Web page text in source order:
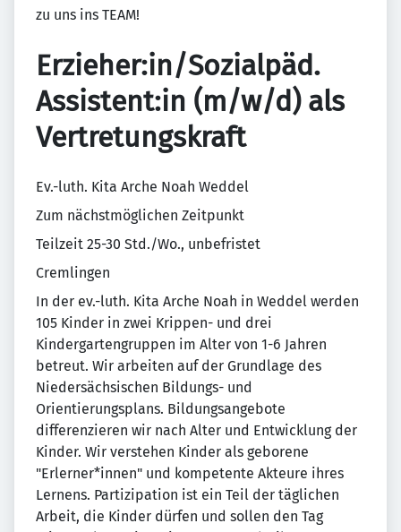
zu uns ins TEAM!
Erzieher:in/Sozialpäd.
Assistent:in (m/w/d) als
Vertretungskraft
Ev.-luth. Kita Arche Noah Weddel
Zum nächstmöglichen Zeitpunkt
Teilzeit 25-30 Std./Wo., unbefristet
Cremlingen
In der ev.-luth. Kita Arche Noah in Weddel werden
105 Kinder in zwei Krippen- und drei
Kindergartengruppen im Alter von 1-6 Jahren
betreut. Wir arbeiten auf der Grundlage des
Niedersächsischen Bildungs- und
Orientierungsplans. Bildungsangebote
differenzieren wir nach Alter und Entwicklung der
Kinder. Wir verstehen Kinder als geborene
"Erlerner*innen" und kompetente Akteure ihres
Lernens. Partizipation ist ein Teil der täglichen
Arbeit, die Kinder dürfen und sollen den Tag